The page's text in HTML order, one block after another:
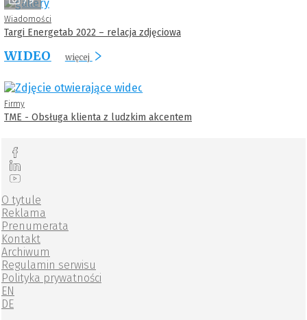
Wiadomości
Targi Energetab 2022 – relacja zdjęciowa
WIDEO więcej
Firmy
TME - Obsługa klienta z ludzkim akcentem
O tytule
Reklama
Prenumerata
Kontakt
Archiwum
Regulamin serwisu
Polityka prywatności
EN
DE